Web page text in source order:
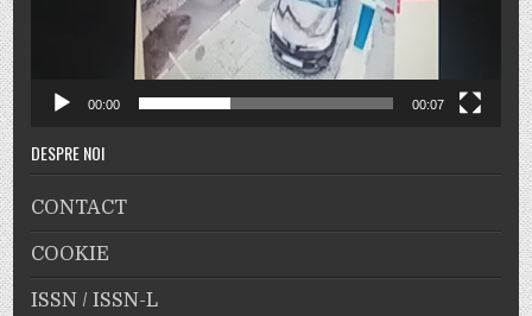
00:00 00:07
DESPRE NOI
CONTACT
COOKIE
ISSN / ISSN-L